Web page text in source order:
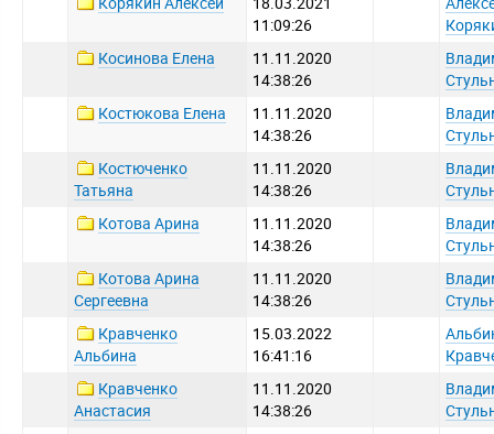
Корякин Алексей
18.03.2021
11:09:26
Косинова Елена
11.11.2020
14:38:26
Костюкова Елена
11.11.2020
14:38:26
Костюченко
Татьяна
11.11.2020
14:38:26
Котова Арина
11.11.2020
14:38:26
Котова Арина
Сергеевна
11.11.2020
14:38:26
Кравченко
Альбина
15.03.2022
16:41:16
Кравченко
Анастасия
11.11.2020
14:38:26